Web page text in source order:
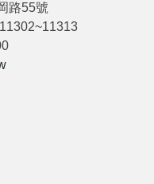
路55號